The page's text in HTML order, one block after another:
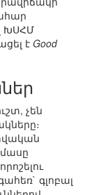
ԽՍՀՄ
է Good
չեն
գլոբալ